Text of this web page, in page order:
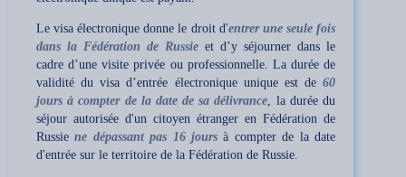
Le visa électronique donne le droit d'entrer une seule fois
dans la Fédération de Russie et d’y séjourner dans le
cadre d’une visite privée ou professionnelle. La durée de
validité du visa d’entrée électronique unique est de 60
jours à compter de la date de sa délivrance, la durée du
séjour autorisée d'un citoyen étranger en Fédération de
Russiene dépassant pas 16 jours à compter de la date
d'entrée sur le territoire de la Fédération de Russie.